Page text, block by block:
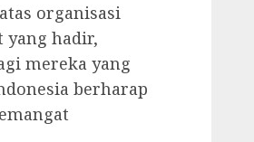
organisasi
yang hadir,
mereka yang
berharap